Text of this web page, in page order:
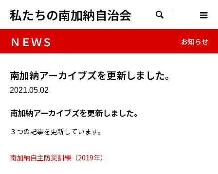
私たちの南加納自治会 
ＮＥＷＳ お知らせ
南加納アーカイブズを更新しました。
2021.05.02
南加納アーカイブズを更新しました。
３つの記事を更新しています。
南加納自主防災訓練（2019年）